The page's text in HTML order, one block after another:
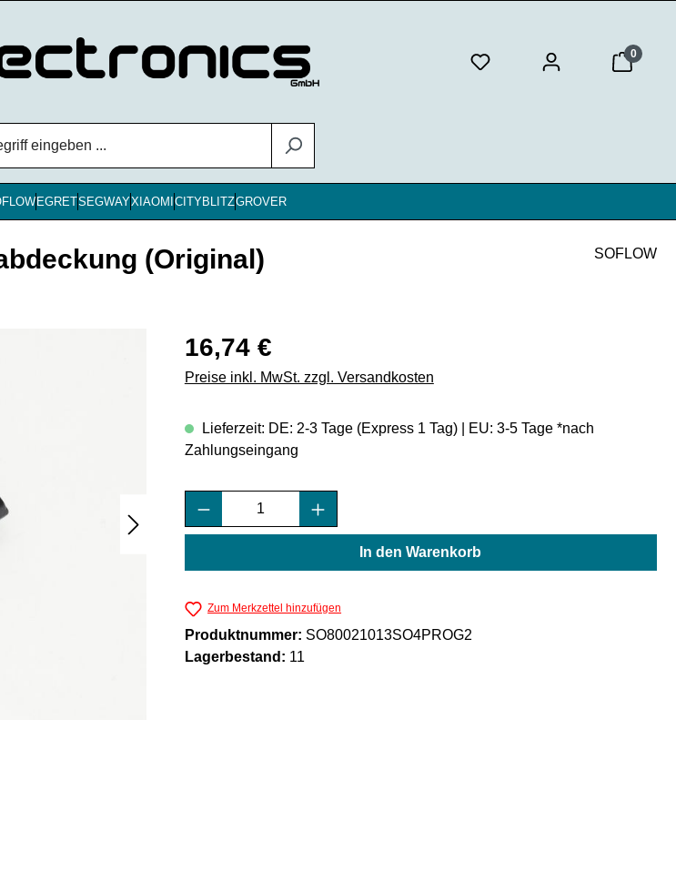
0
EGRETSEGWAYXIAOMI CITYBLITZGROVER
(Original) SOFLOW
Regulärer Preis:
16,74 €
Preise inkl. MwSt. zzgl. Versandkosten
Lieferzeit: DE: 2-3 Tage (Express 1 Tag) | EU: 3-5 Tage *nach
Zahlungseingang
Produkt Anzahl: Gib den gewünschten Wert ein
In den Warenkorb
Zum Merkzettel hinzufügen
Produktnummer: SO80021013SO4PROG2
Lagerbestand: 11